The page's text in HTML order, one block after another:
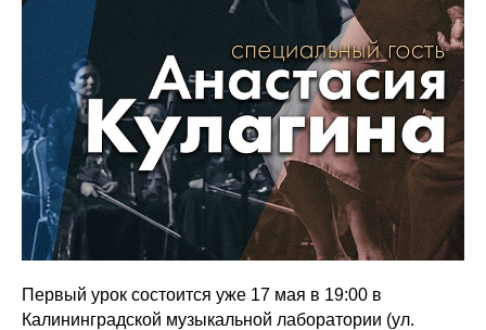
Первый урок состоится уже 17 мая в 19:00 в
Калининградской музыкальной лаборатории (ул.